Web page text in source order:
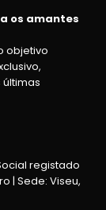
os amantes
objetivo
registado
| Sede: Viseu,